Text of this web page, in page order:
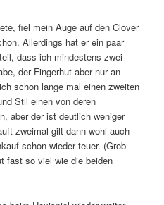
fiel mein Auge auf den Clover
Allerdings hat er ein paar
dass ich mindestens zwei
der Fingerhut aber nur an
schon lange mal einen zweiten
Stil einen von deren
aber der ist deutlich weniger
zweimal gilt dann wohl auch
schon wieder teuer. (Grob
fast so viel wie die beiden